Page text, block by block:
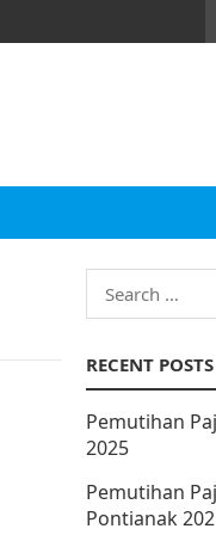
Search
for:
RECENT POSTS
Pemutihan
2025
Pemutihan
Pontianak